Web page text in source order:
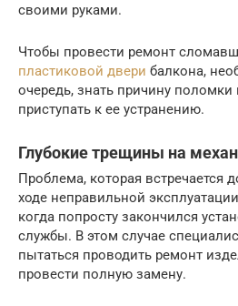
своими руками.
Чтобы провести ремонт
пластиковой двери балкона,
очередь, знать причину поломки
приступать к ее устранению.
Глубокие трещины на
Проблема, которая встречается
ходе неправильной
когда попросту закончился
службы. В этом случае
пытаться проводить ремонт
провести полную замену.